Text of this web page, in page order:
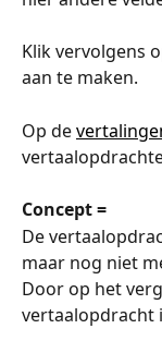
Klik vervolgens
aan te maken.
Op de
Concept =
De
maar nog niet
Door op het
vertaalopdracht